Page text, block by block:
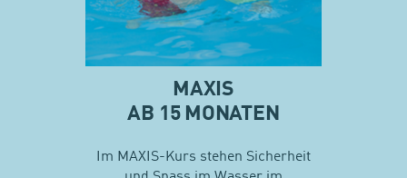
MAXIS
AB 15 MONATEN
Im MAXIS-Kurs stehen Sicherheit